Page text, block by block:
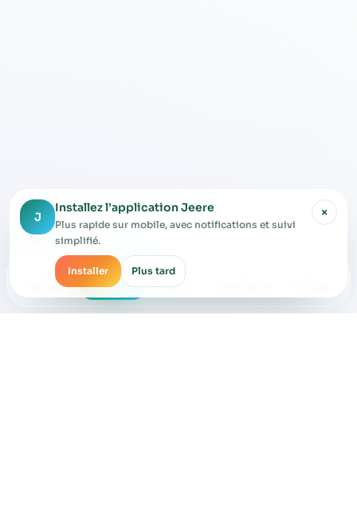
J
Installez l’application Jeere
Plus rapide sur mobile, avec notifications et suivi
simplifié.
Installer Plus tard
×
Accueil Boutique Panier